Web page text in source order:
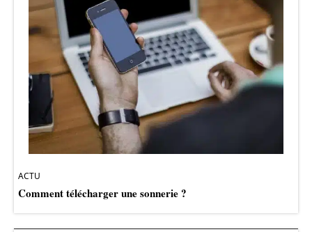
ACTU
Comment télécharger une sonnerie ?